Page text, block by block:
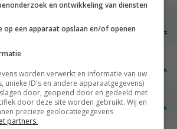
gr
€ 1,09~ € 1,11
€ 197,00 € 2,00
€ 345,00 € 20,00
en ontwikkeling van diensten
op een apparaat opslaan en/of openen
worden verwerkt en informatie van uw
unieke ID's en andere apparaatgegevens)
door, geopend door en gedeeld met
door deze site worden gebruikt. Wij en
precieze geolocatiegegevens
partners.